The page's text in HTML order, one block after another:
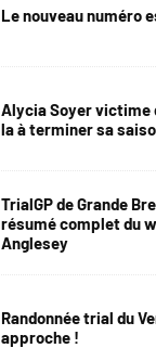
Le nouveau numéro
Alycia Soyer victime
la à terminer sa
TrialGP de Grande
résumé complet du
Anglesey
Randonnée trial du
approche !